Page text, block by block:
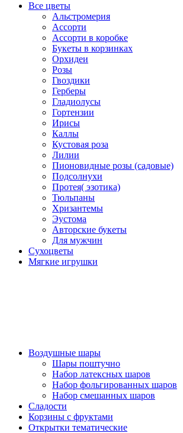
Все цветы
Альстромерия
Ассорти
Ассорти в коробке
Букеты в корзинках
Орхидеи
Розы
Гвоздики
Герберы
Гладиолусы
Гортензии
Ирисы
Каллы
Кустовая роза
Лилии
Пионовидные розы (садовые)
Подсолнухи
Протея( эзотика)
Тюльпаны
Хризантемы
Эустома
Авторские букеты
Для мужчин
Сухоцветы
Мягкие игрушки
Воздушные шары
Шары поштучно
Набор латексных шаров
Набор фольгированных шаров
Набор смешанных шаров
Сладости
Корзины с фруктами
Открытки тематические